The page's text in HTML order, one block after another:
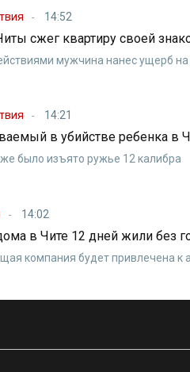
14:52
сжег квартиру своей
мужчина нанес ущерб на
14:21
в убийстве ребенка в
было изъято ружье 12 калибра
14:02
в Чите 12 дней жили без
компания будет привлечена к